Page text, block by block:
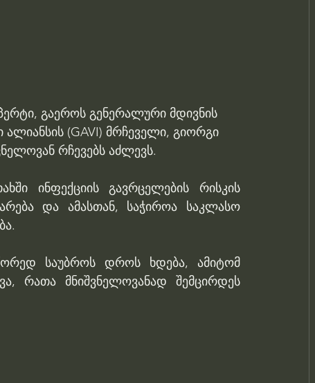
გაეროს გენერალური მდივნის
ალიანსის (GAVI) მრჩეველი, გიორგი
რჩევებს აძლევს.
ინფექციის გავრცელების რისკის
და ამასთან, საჭიროა საკლასო
საუბროს დროს ხდება, ამიტომ
რათა მნიშვნელოვანად შემცირდეს